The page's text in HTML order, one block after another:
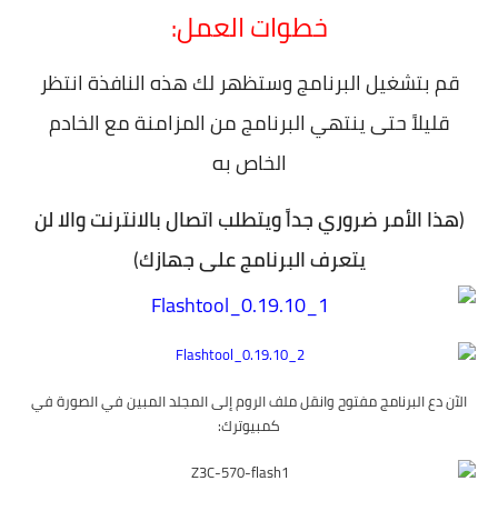
خطوات العمل:
قم بتشغيل البرنامج وستظهر لك هذه النافذة انتظر
قليلاً حتى ينتهي البرنامج من المزامنة مع الخادم
الخاص به
(هذا الأمر ضروري جداً ويتطلب اتصال بالانترنت والا لن
يتعرف البرنامج على جهازك)
الآن دع البرنامج مفتوح وانقل ملف الروم إلى المجلد المبين في الصورة في
كمبيوترك: